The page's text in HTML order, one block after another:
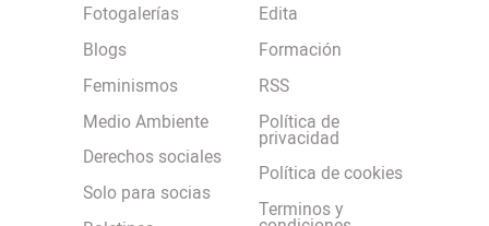
Fotogalerías
Blogs
Feminismos
Medio Ambiente
Derechos sociales
Solo para socias
Edita
Formación
RSS
Política de
privacidad
Política de cookies
Terminos y